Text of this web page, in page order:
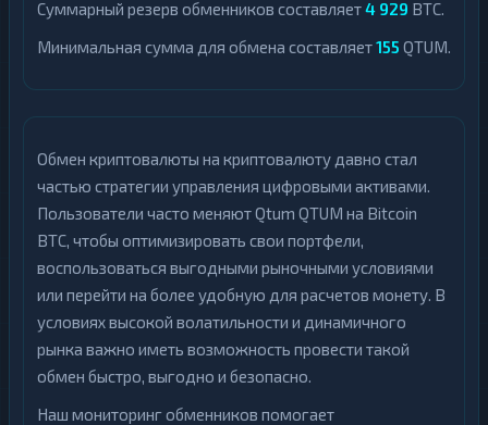
Суммарный резерв обменников составляет4 929 BTC.
Минимальная сумма для обмена составляет155 QTUM.
Обмен криптовалюты на криптовалюту давно стал
частью стратегии управления цифровыми активами.
Пользователи часто меняют Qtum QTUM на Bitcoin
BTC, чтобы оптимизировать свои портфели,
воспользоваться выгодными рыночными условиями
или перейти на более удобную для расчетов монету. В
условиях высокой волатильности и динамичного
рынка важно иметь возможность провести такой
обмен быстро, выгодно и безопасно.
Наш мониторинг обменников помогает